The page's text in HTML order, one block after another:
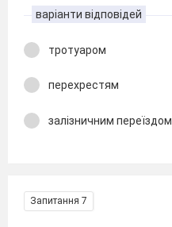
варіанти відповідей
тротуаром
перехрестям
залізничним переїздом
Запитання 7